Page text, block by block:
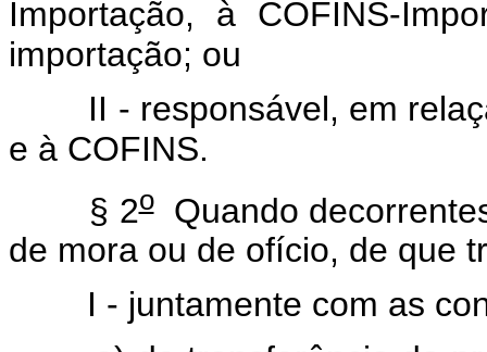
Importação, à COFINS-
importação; ou
II - responsável, em
e à COFINS.
§ 2oQuando
de mora ou de ofício, de que
I - juntamente com as